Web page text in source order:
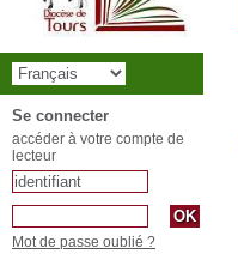
Se connecter
accéder à votre compte de
lecteur
Mot de passe oublié ?